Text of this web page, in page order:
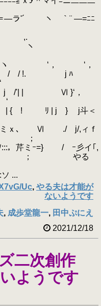
ヽ￣｀¨ ―=ﾆﾆ
"´. ,.
ヽ
‘， ‘，
/ !. j ﾊ
| Ⅵ }‘，
/ | { ! ﾘ | j } j斗＜
､ Ⅵ ./ j/,ィｆ
；
芹ミｰ=} / ｰ彡イ｢,
， ； やる
...
Uc, やる夫は才能が
ないようです
, 成歩堂龍一, 田中ぷにえ
2021/12/18
二次創作
ようです